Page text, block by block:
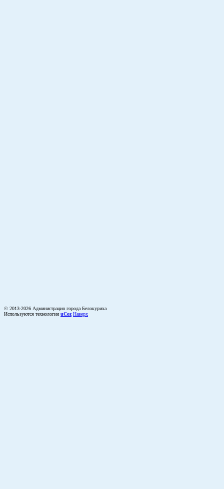
© 2013-2026 Администрация города Белокуриха
Используются технологии uCoz Наверх